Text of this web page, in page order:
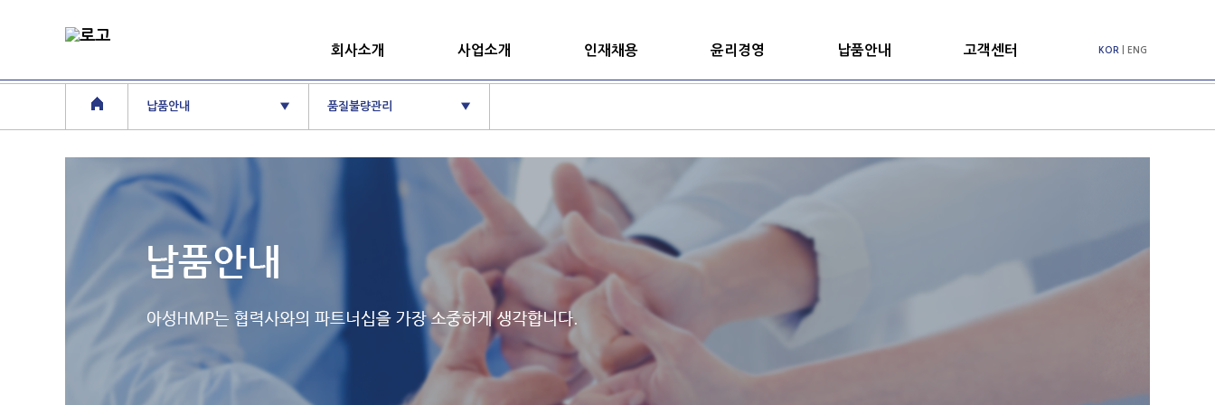
회사소개 사업소개 인재채용 윤리경영 납품안내 고객센터 KOR ENG
납품안내 ▼ 품질불량관리 ▼